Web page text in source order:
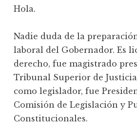
Hola.
Nadie duda de la
laboral del Gobernador. Es
derecho, fue magistrado
Tribunal Superior de
como legislador, fue
Comisión de Legislación y
Constitucionales.